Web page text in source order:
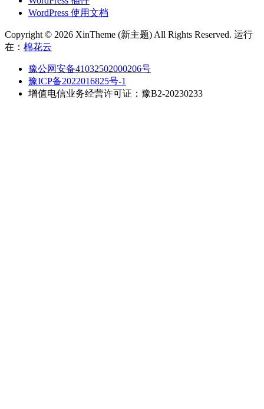
WordPress 使用文档
Copyright © 2026 XinTheme (新主题) All Rights Reserved. 运行
在： 棉花云
豫公网安备41032502000206号
豫ICP备2022016825号-1
增值电信业务经营许可证：豫B2-20230233